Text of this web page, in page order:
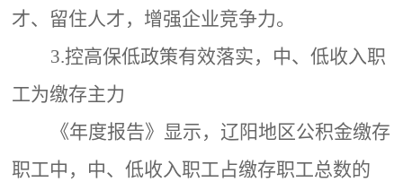
才、留住人才，增强企业竞争力。
3.控高保低政策有效落实，中、低收入职
工为缴存主力
《年度报告》显示，辽阳地区公积金缴存
职工中，中、低收入职工占缴存职工总数的